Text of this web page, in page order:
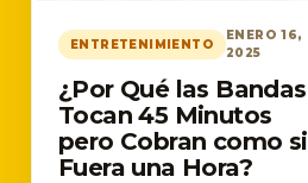
ENTRETENIMIENTO
ENERO 16,
2025
¿Por Qué las Bandas
Tocan 45 Minutos
pero Cobran como si
Fuera una Hora?